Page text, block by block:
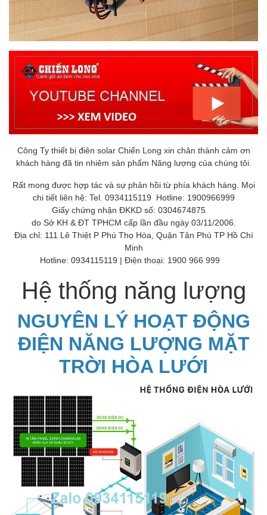
Công Ty thiết bị điên solar Chiến Long xin chân thành cảm ơn
khách hàng đã tin nhiêm sản phẩm Năng lượng của chúng tôi.
Rất mong được hợp tác và sự phản hồi từ phía khách hàng. Mọi
chi tiết liên hệ: Tel. 0934115119 Hotline: 1900966999
Giấy chứng nhận ĐKKD số: 0304674875
do Sở KH & ĐT TPHCM cấp lần đầu ngày 03/11/2006.
Địa chỉ: 111 Lê Thiệt P Phú Thọ Hòa, Quận Tân Phú TP Hồ Chí
Minh
Hotline: 0934115119 | Điện thoại: 1900 966 999
Hệ thống năng lượng
NGUYÊN LÝ HOẠT ĐỘNG
ĐIỆN NĂNG LƯỢNG MẶT
TRỜI HÒA LƯỚI